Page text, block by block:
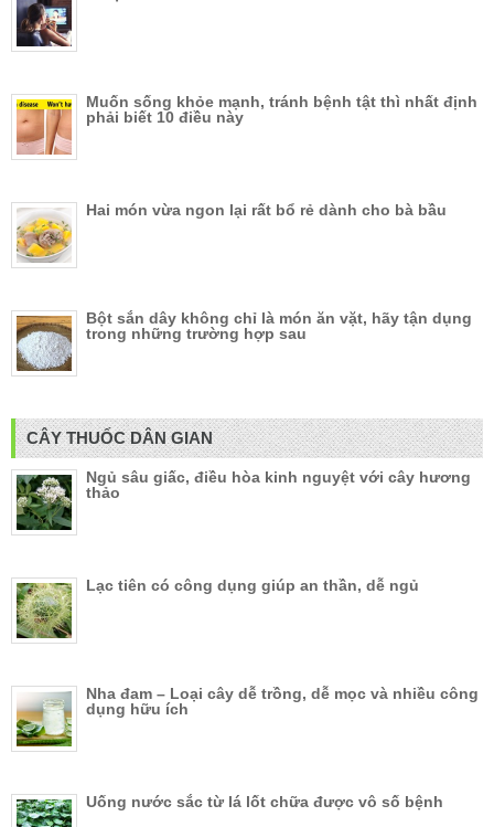
Muốn sống khỏe mạnh, tránh bệnh tật thì nhất định
phải biết 10 điều này
Hai món vừa ngon lại rất bổ rẻ dành cho bà bầu
Bột sắn dây không chỉ là món ăn vặt, hãy tận dụng
trong những trường hợp sau
CÂY THUỐC DÂN GIAN
Ngủ sâu giấc, điều hòa kinh nguyệt với cây hương
thảo
Lạc tiên có công dụng giúp an thần, dễ ngủ
Nha đam – Loại cây dễ trồng, dễ mọc và nhiều công
dụng hữu ích
Uống nước sắc từ lá lốt chữa được vô số bệnh